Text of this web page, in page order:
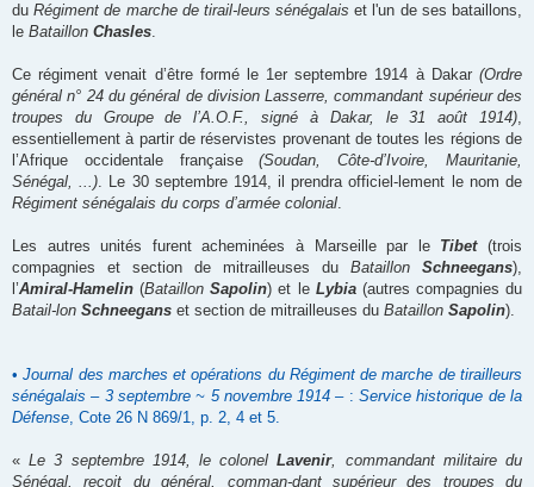
duRégiment de marche de tirail-leurs sénégalaiset l'un de ses bataillons,
le Bataillon Chasles.
Ce régiment venait d’être formé le 1er septembre 1914 à Dakar (Ordre
général n° 24 du général de division Lasserre, commandant supérieur des
troupes du Groupe de l’A.O.F., signé à Dakar, le 31 août 1914),
essentiellement à partir de réservistes provenant de toutes les régions de
l’Afrique occidentale française(Soudan, Côte-d’Ivoire, Mauritanie,
Sénégal, ...). Le 30 septembre 1914, il prendra officiel-lement le nom de
Régiment sénégalais du corps d’armée colonial.
Les autres unités furent acheminées à Marseille par le Tibet(trois
compagnies et section de mitrailleuses du Bataillon Schneegans),
l’Amiral-Hamelin (BataillonSapolin) et le Lybia(autres compagnies du
Batail-lon Schneegans et section de mitrailleuses du Bataillon Sapolin).
•Journal des marches et opérations du Régiment de marche de tirailleurs
sénégalais – 3 septembre ~ 5 novembre 1914 – :Service historique de la
Défense, Cote 26 N 869/1, p. 2, 4 et 5.
«Le 3 septembre 1914, le colonelLavenir, commandant militaire du
Sénégal, reçoit du général, comman-dant supérieur des troupes du